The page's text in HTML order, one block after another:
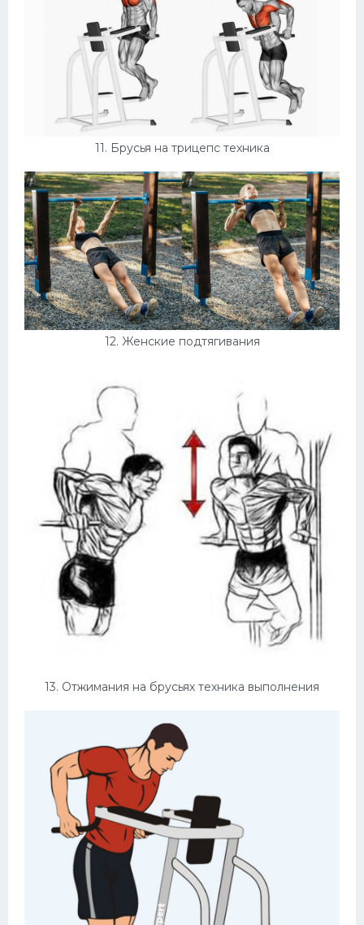
11. Брусья на трицепс техника
12. Женские подтягивания
13. Отжимания на брусьях техника выполнения